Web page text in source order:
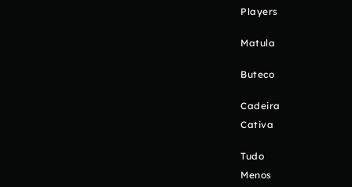
Players
Matula
Buteco
Cadeira
Cativa
Tudo
Menos